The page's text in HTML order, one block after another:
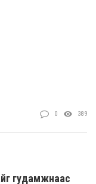
0 389
гудамжнаас